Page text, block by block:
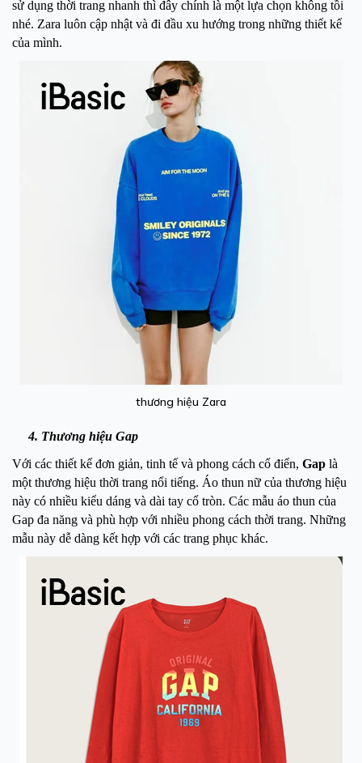
sử dụng thời trang nhanh thì đây chính là một lựa chọn không tồi
nhé. Zara luôn cập nhật và đi đầu xu hướng trong những thiết kế
của mình.
thương hiệu Zara
4. Thương hiệu Gap
Với các thiết kế đơn giản, tinh tế và phong cách cổ điển, Gap là
một thương hiệu thời trang nổi tiếng. Áo thun nữ của thương hiệu
này có nhiều kiểu dáng và dài tay cổ tròn. Các mẫu áo thun của
Gap đa năng và phù hợp với nhiều phong cách thời trang. Những
mẫu này dễ dàng kết hợp với các trang phục khác.